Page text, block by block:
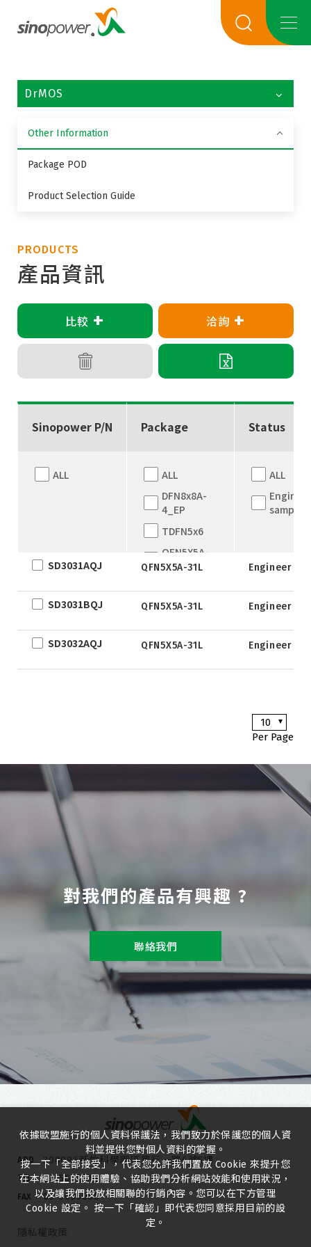
DrMOS
Other Information
Package POD
Product Selection Guide
PRODUCTS
產品資訊
比較 + 洽詢 +
Sinopower P/N Package Status
ALL
ALL
DFN8x8A-
4_EP
TDFN5x6
QFN5X5A-
31L
EWLCSP-A
DFN0.6x1.0-
3_EP
SOT
DFN3x3
DFN3.3x3.3
DFN2x3
DFN3x2
ALL
Engineer
sample
SD3031AQJ QFN5X5A-31L Engineer
SD3031BQJ QFN5X5A-31L Engineer
SD3032AQJ QFN5X5A-31L Engineer
10
Per Page
對我們的產品有興趣 ?
聯絡我們
ADD 300096新竹科學園區篤行一路6號5樓
TEL 03-5635818
FAX 03-5635080
隱私權政策
依據歐盟施行的個人資料保護法，我們致力於保護您的個人資
料並提供您對個人資料的掌握。
按一下「全部接受」，代表您允許我們置放 Cookie 來提升您
在本網站上的使用體驗、協助我們分析網站效能和使用狀況，
以及讓我們投放相關聯的行銷內容。您可以在下方管理
Cookie 設定。 按一下「確認」即代表您同意採用目前的設
定。